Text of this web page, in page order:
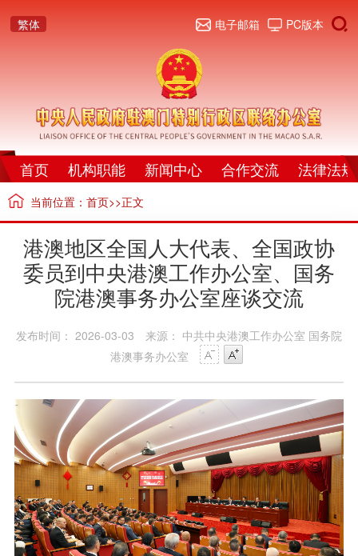
繁体 PC版本
电子邮箱
首页 机构职能 新闻中心 合作交流 法律法规
当前位置： 首页>>正文
港澳地区全国人大代表、全国政协
委员到中央港澳工作办公室、国务
院港澳事务办公室座谈交流
发布时间： 2026-03-03
来源： 中共中央港澳工作办公室 国务院
港澳事务办公室